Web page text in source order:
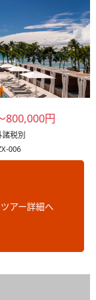
800,000円
税別
006
ツアー詳細へ